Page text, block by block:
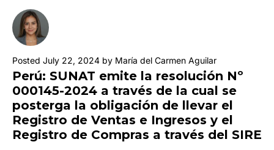
Posted July 22, 2024 by María del Carmen Aguilar
Perú: SUNAT emite la resolución Nº
000145-2024 a través de la cual se
posterga la obligación de llevar el
Registro de Ventas e Ingresos y el
Registro de Compras a través del SIRE